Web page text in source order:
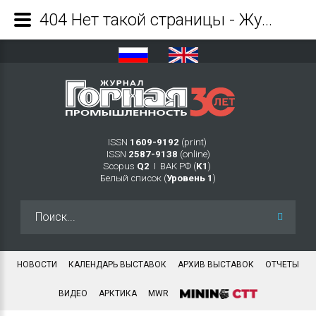
ISSN 1609-9192 (print)
ISSN 2587-9138 (online)
Scopus Q2 Ι ВАК РФ (K1 )
Белый список (Уровень 1 )
НОВОСТИ КАЛЕНДАРЬ ВЫСТАВОК АРХИВ ВЫСТАВОК ОТЧЕТЫ
ВИДЕО АРКТИКА MWR
404 Нет такой страницы - Журнал Горная промышленность